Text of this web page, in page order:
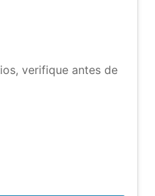
verifique antes de